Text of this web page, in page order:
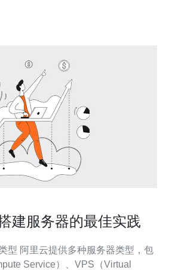
建服务器的最佳实践
型，包
Service）、VPS（Virtual